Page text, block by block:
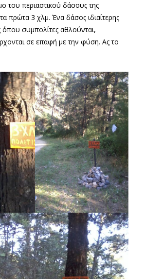
του περιαστικού δάσους της
πρώτα 3 χλμ. Ένα δάσος ιδιαίτερης
συμπολίτες αθλούνται,
σε επαφή με την φύση. Ας το